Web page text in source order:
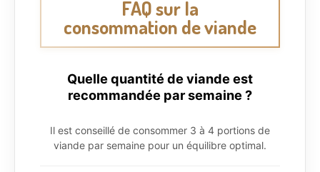
FAQ sur la
consommation de viande
Quelle quantité de viande est
recommandée par semaine ?
Il est conseillé de consommer 3 à 4 portions de
viande par semaine pour un équilibre optimal.